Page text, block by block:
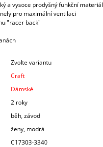
a vysoce prodyšný funkční materiál
pro maximální ventilaci
"racer back"
Zvolte variantu
Craft
Dámské
2 roky
běh, závod
ženy, modrá
C17303-3340